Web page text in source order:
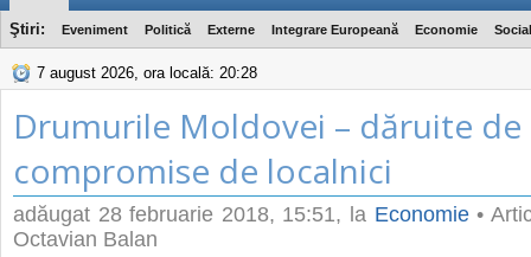
Ştiri: Eveniment Politică Externe Integrare Europeană Economie Social
7 august 2026, ora locală: 20:28
Drumurile Moldovei – dăruite
compromise de localnici
adăugat 28 februarie 2018, 15:51, la Economie•
Octavian Balan